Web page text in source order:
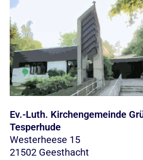
Ev.-Luth. Kirchengemeinde
Tesperhude
Westerheese 15
21502 Geesthacht